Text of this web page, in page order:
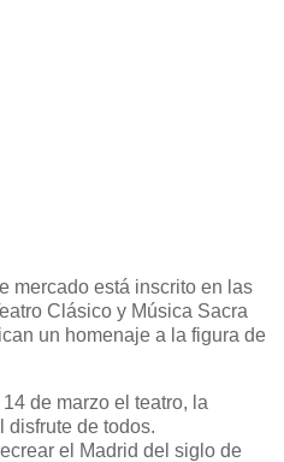
mercado está inscrito en las
Clásico y Música Sacra
un homenaje a la figura de
de marzo el teatro, la
disfrute de todos.
el Madrid del siglo de